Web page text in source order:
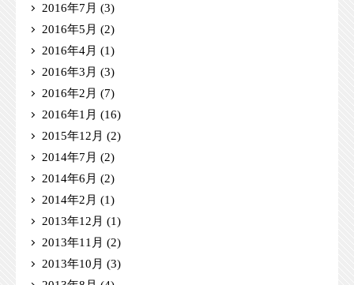
2016年7月 (3)
2016年5月 (2)
2016年4月 (1)
2016年3月 (3)
2016年2月 (7)
2016年1月 (16)
2015年12月 (2)
2014年7月 (2)
2014年6月 (2)
2014年2月 (1)
2013年12月 (1)
2013年11月 (2)
2013年10月 (3)